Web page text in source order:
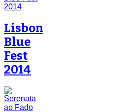
Lisbon
Blue
Fest
2014